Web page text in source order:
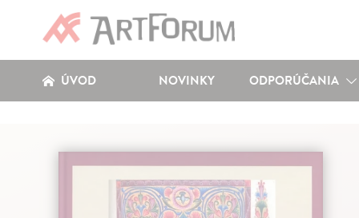
ÚVOD NOVINKY ODPORÚČANIA